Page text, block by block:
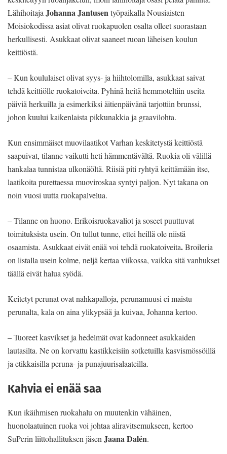
LähihoitajaJohanna Jantusentyöpaikalla Nousiaisten
Moisiokodissa asiat olivat ruokapuolen osalta olleet suorastaan
herkullisesti. Asukkaat olivat saaneet ruoan läheisen koulun
keittiöstä.
– Kun koululaiset olivat syys- ja hiihtolomilla, asukkaat saivat
tehdä keittiölle ruokatoiveita. Pyhinä heitä hemmoteltiin useita
päiviä herkuilla ja esimerkiksi äitienpäivänä tarjottiin brunssi,
johon kuului kaikenlaista pikkunakkia ja graavilohta.
Kun ensimmäiset muovilaatikot Varhan keskitetystä keittiöstä
saapuivat, tilanne vaikutti heti hämmentävältä. Ruokia oli välillä
hankalaa tunnistaa ulkonäöltä. Riisiä piti ryhtyä keittämään itse,
laatikoita purettaessa muoviroskaa syntyi paljon. Nyt takana on
noin vuosi uutta ruokapalvelua.
– Tilanne on huono. Erikoisruokavaliot ja soseet puuttuvat
toimituksista usein. On tullut tunne, ettei heillä ole niistä
osaamista. Asukkaat eivät enää voi tehdä ruokatoiveita.Broileria
on listalla usein kolme, neljä kertaa viikossa, vaikka sitä vanhukset
täällä eivät halua syödä.
Keitetyt perunat ovat nahkapalloja, perunamuusi ei maistu
perunalta, kala on aina ylikypsää ja kuivaa, Johanna kertoo.
– Tuoreet kasvikset ja hedelmät ovat kadonneet asukkaiden
lautasilta. Ne on korvattu kastikkeisiin sotketuilla kasvismössöillä
ja etikkaisilla peruna- ja punajuurisalaateilla.
Kahvia ei enää saa
Kun ikäihmisen ruokahalu on muutenkin vähäinen,
huonolaatuinen ruoka voi johtaa aliravitsemukseen, kertoo
SuPerin liittohallituksen jäsen Jaana Dalén.